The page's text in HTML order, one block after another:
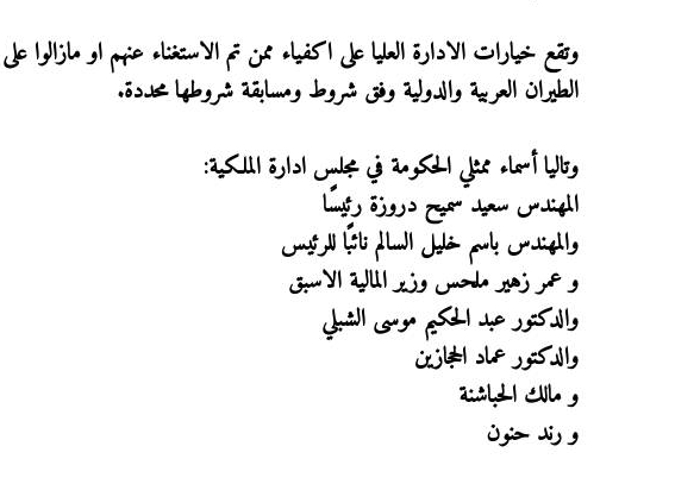
وتقع خيارات الادارة العليا على اكفياء ممن تم الاستغناء عنهم او
الطيران العربية والدولية وفق شروط ومسابقة شروطها محددة.
وتاليا أسماء ممثلي الحكومة في مجلس ادارة الملكية:
المهندس سعيد سميح دروزة رئيسًا
والمهندس باسم خليل السالم نائبًا للرئيس
و عمر زهير ملحس وزير المالية الاسبق
والدكتور عبد الحكيم موسى الشبلي
والدكتور عماد الحجازين
و مالك الحباشنة
و رند حنون